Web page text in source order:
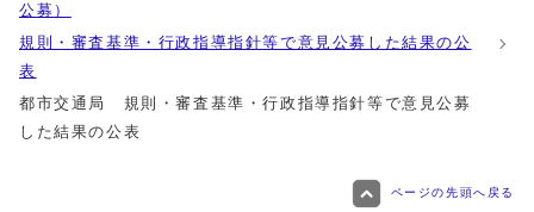
公募）
規則・審査基準・行政指導指針等で意見公募した結果の公
表
都市交通局 規則・審査基準・行政指導指針等で意見公募
した結果の公表
ページの先頭へ戻る